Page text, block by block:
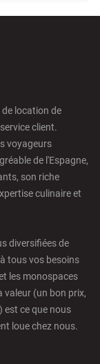
location de
client.
voyageurs
de l'Espagne,
son riche
culinaire et
diversifiées de
tous vos besoins
les monospaces
valeur (un bon prix,
est ce que nous
loue chez nous.